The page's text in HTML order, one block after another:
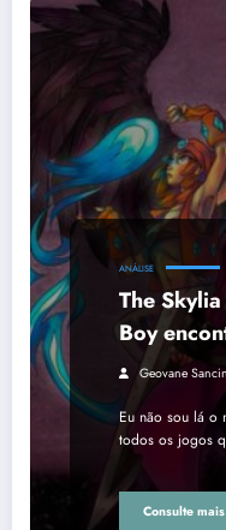
ANÁLISE
The
Boy
Geovane
Eu não sou lá o
todos os jogos
Consulte